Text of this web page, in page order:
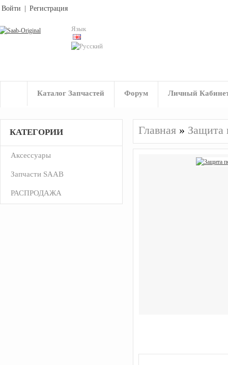
Войти Регистрация
Язык
Каталог Запчастей Форум Личный
КАТЕГОРИИ
Аксессуары
Запчасти SAAB
РАСПРОДАЖА
Главная » Защита